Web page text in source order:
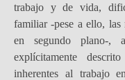
trabajo y de vida,
familiar -pese a ello, las
en segundo plano-,
explícitamente
inherentes al trabajo